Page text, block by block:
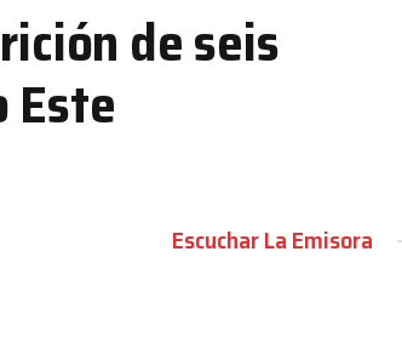
de seis
Este
Escuchar La Emisora